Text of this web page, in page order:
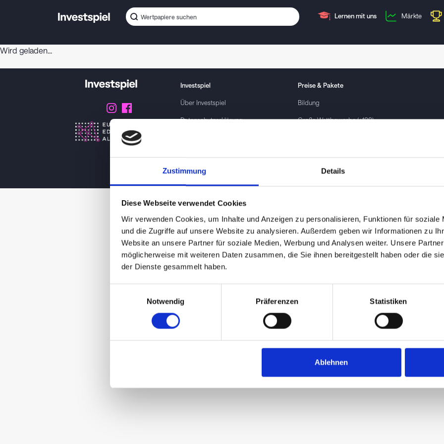
Zustimmung Details
Diese Webseite verwendet Cookies
Wir verwenden Cookies, um Inhalte und Anzeigen zu personalisieren, Funktionen für soziale
und die Zugriffe auf unsere Website zu analysieren. Außerdem geben wir Informationen zu
Website an unsere Partner für soziale Medien, Werbung und Analysen weiter. Unsere
möglicherweise mit weiteren Daten zusammen, die Sie ihnen bereitgestellt haben oder die
der Dienste gesammelt haben.
Notwendig
Präferenzen Statistiken
Ablehnen
Lernen mit uns Märkte
Wird geladen...
Investspiel
Über Investspiel
Datenschutzerklärung
Impressum / Kontakt
Preise & Pakete
Bildung
Große Wettbewerbe (+100)